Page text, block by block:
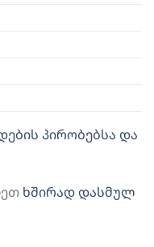
პირობებსა და
ხშირად დასმულ